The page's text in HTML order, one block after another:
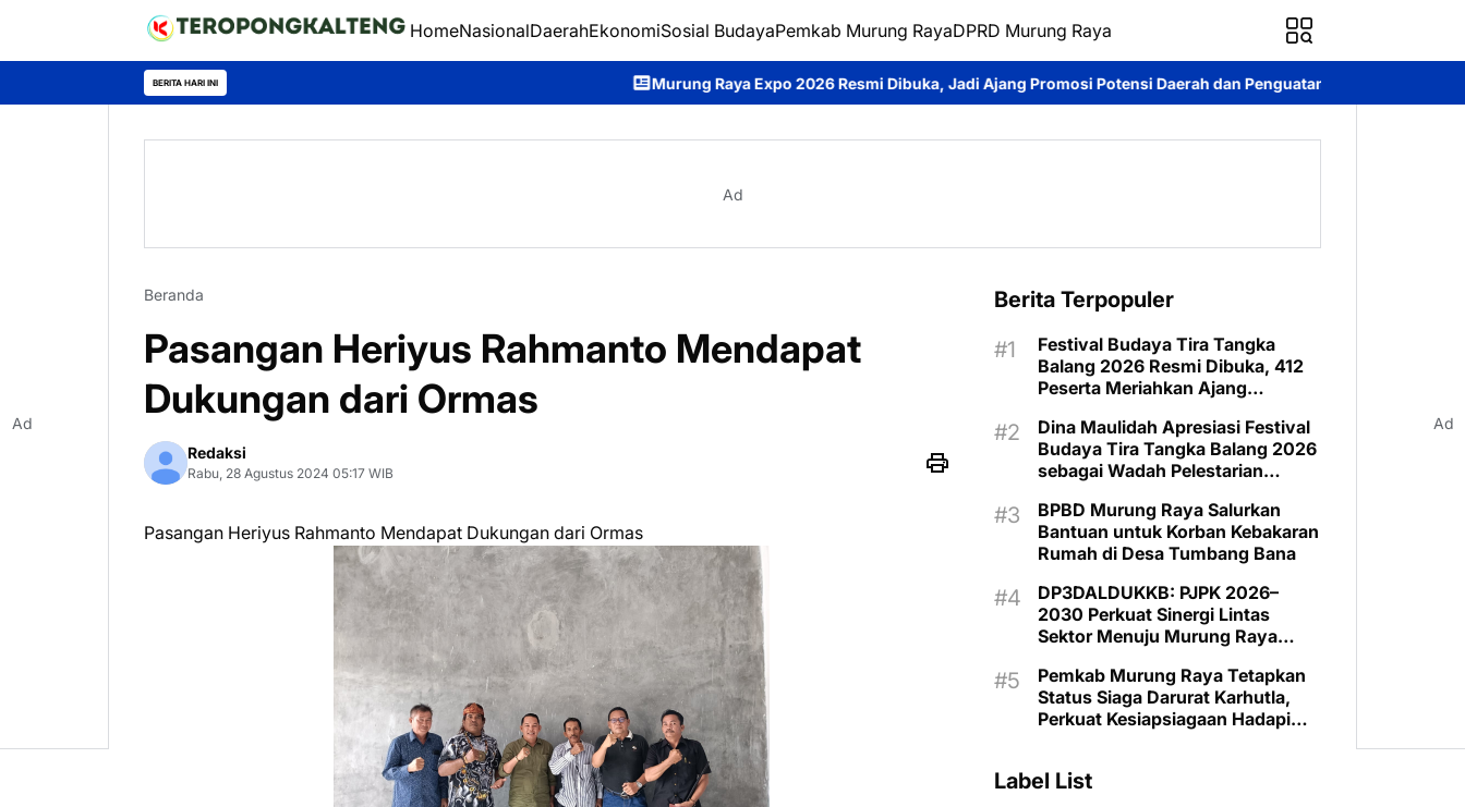
HomeNasionalDaerahEkonomiSosial BudayaPemkab Murung RayaDPRD Murung Raya
BERITA HARI INI Murung Raya Expo 2026 Resmi Dibuka, Jadi Ajang Promosi Potensi Daerah dan Penguatan Ekonomi Lokal Kontingen Pramuka
Ad
Beranda
Pasangan Heriyus Rahmanto Mendapat
Dukungan dari Ormas
Redaksi
Rabu, 28 Agustus 2024 05:17 WIB
Pasangan Heriyus Rahmanto Mendapat Dukungan dari Ormas
Berita Terpopuler
Festival Budaya Tira Tangka
Balang 2026 Resmi Dibuka, 412
Peserta Meriahkan Ajang
Dina Maulidah Apresiasi Festival
Budaya Tira Tangka Balang 2026
sebagai Wadah Pelestarian
BPBD Murung Raya Salurkan
Bantuan untuk Korban Kebakaran
Rumah di Desa Tumbang Bana
DP3DALDUKKB: PJPK 2026–
2030 Perkuat Sinergi Lintas
Sektor Menuju Murung Raya
Pemkab Murung Raya Tetapkan
Status Siaga Darurat Karhutla,
Perkuat Kesiapsiagaan Hadapi
Label List
Ad Ad